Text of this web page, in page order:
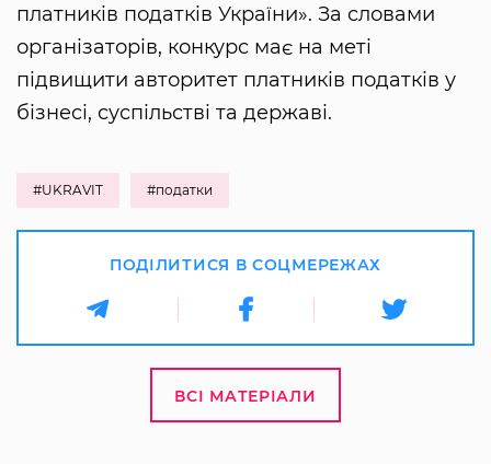
платників податків України». За словами
організаторів, конкурс має на меті
підвищити авторитет платників податків у
бізнесі, суспільстві та державі.
#UKRAVIT #податки
ПОДІЛИТИСЯ В СОЦМЕРЕЖАХ
ВСІ МАТЕРІАЛИ